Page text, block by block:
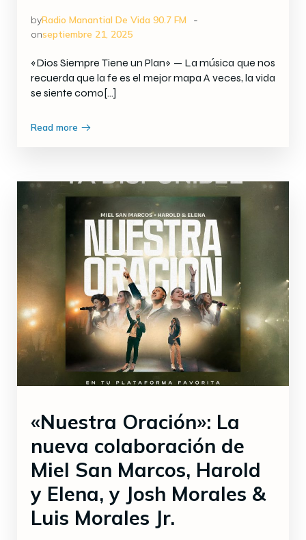
byRadio Manantial De Vida 90.7 FM -
onseptiembre 21, 2025
«Dios Siempre Tiene un Plan» — La música que nos
recuerda que la fe es el mejor mapa A veces, la vida
se siente como[…]
Read more
«Nuestra Oración»: La
nueva colaboración de
Miel San Marcos, Harold
y Elena, y Josh Morales &
Luis Morales Jr.